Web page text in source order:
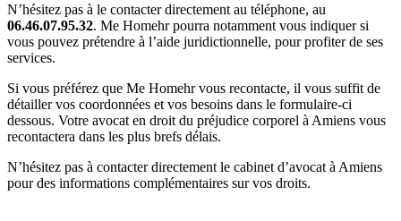
N’hésitez pas à le contacter directement au téléphone, au
06.46.07.95.32. Me Homehr pourra notamment vous indiquer si
vous pouvez prétendre à l’aide juridictionnelle, pour profiter de ses
services.
Si vous préférez que Me Homehr vous recontacte, il vous suffit de
détailler vos coordonnées et vos besoins dans le formulaire-ci
dessous. Votre avocat en droit du préjudice corporel à Amiens vous
recontactera dans les plus brefs délais.
N’hésitez pas à contacter directement le cabinet d’avocat à Amiens
pour des informations complémentaires sur vos droits.